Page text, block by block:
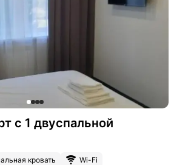
с 1 двуспальной
кровать
Wi-Fi